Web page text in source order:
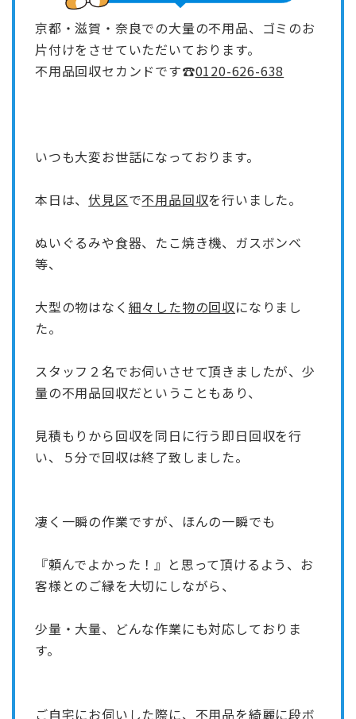
京都・滋賀・奈良での大量の不用品、ゴミのお
片付けをさせていただいております。
不用品回収セカンドです☎0120-626-638
いつも大変お世話になっております。
本日は、伏見区で不用品回収を行いました。
ぬいぐるみや食器、たこ焼き機、ガスボンベ
等、
大型の物はなく 細々した物の回収になりまし
た。
スタッフ２名でお伺いさせて頂きましたが、少
量の不用品回収だということもあり、
見積もりから回収を同日に行う即日回収を行
い、５分で回収は終了致しました。
凄く一瞬の作業ですが、ほんの一瞬でも
『頼んでよかった！』 と思って頂けるよう、お
客様とのご縁を大切にしながら、
少量・大量、どんな作業にも対応しておりま
す。
ご自宅にお伺いした際に、不用品を綺麗に段ボ